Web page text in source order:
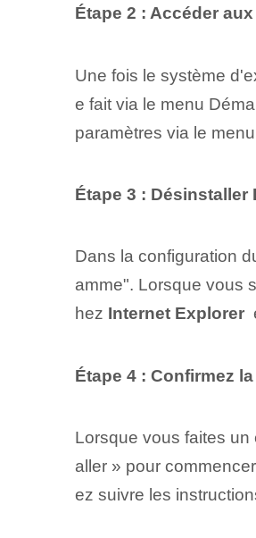
Étape 2 : Accéder
Une fois le système
e fait via le menu
paramètres via le
Étape 3 : ‌Désinstaller
Dans la configuration
amme". Lorsque vous
hez Internet Explorer
Étape 4 : Confirmez
Lorsque vous faites
aller » pour
ez suivre les